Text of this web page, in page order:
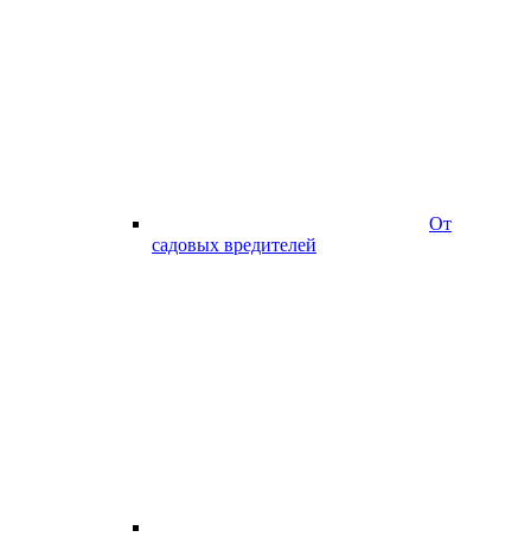
От
садовых вредителей